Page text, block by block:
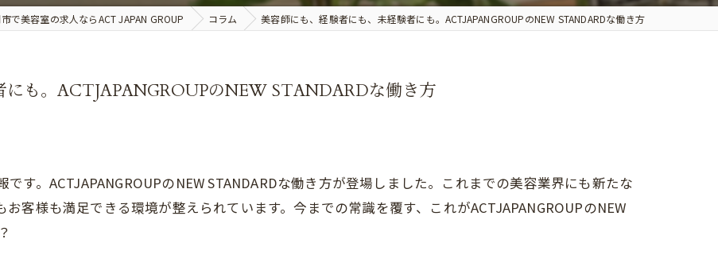
で美容室の求人ならACT JAPAN GROUP コラム 美容師にも、経験者にも、未経験者にも。ACTJAPANGROUPのNEW STANDARDな働き方
にも。ACTJAPANGROUPのNEW STANDARDな働き方
す。ACTJAPANGROUPのNEW STANDARDな働き方が登場しました。これまでの美容業界にも新たな
客様も満足できる環境が整えられています。今までの常識を覆す、これがACTJAPANGROUPのNEW